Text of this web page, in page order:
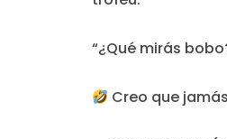
“¿Qué mirás
Creo que